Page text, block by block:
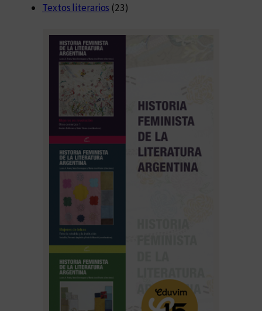
Textos literarios (23)